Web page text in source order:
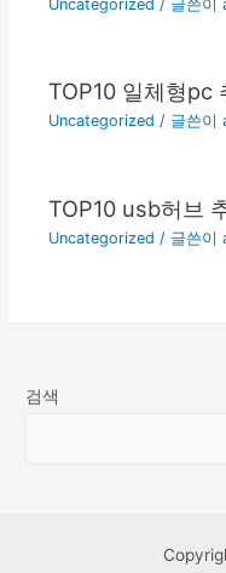
Uncategorized / 글쓴이
TOP10 일체형pc
Uncategorized / 글쓴이
TOP10 usb허브
Uncategorized / 글쓴이
검색